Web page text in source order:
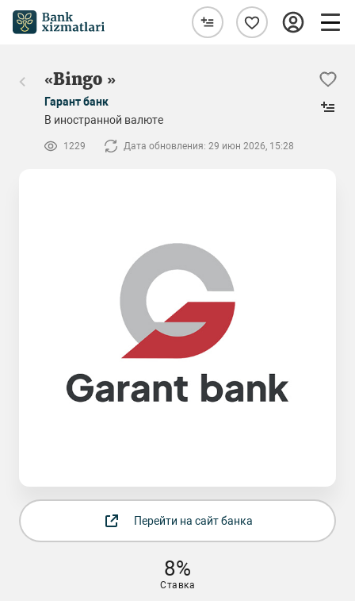
«Bingo »
Гарант банк
В иностранной валюте
1229 Дата обновления: 29 июн 2026, 15:28
Перейти на сайт банка
8%
Ставка